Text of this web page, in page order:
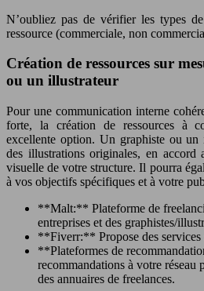
N’oubliez pas de vérifier les types
ressource (commerciale, non
Création de ressources sur
ou un illustrateur
Pour une communication interne
forte, la création de ressources à
excellente option. Un graphiste ou un
des illustrations originales, en accord
visuelle de votre structure. Il pourra
à vos objectifs spécifiques et à votre
**Malt:** Plateforme de
entreprises et des graphistes/
**Fiverr:** Propose des services
**Plateformes de
recommandations à votre réseau
des annuaires de freelances.